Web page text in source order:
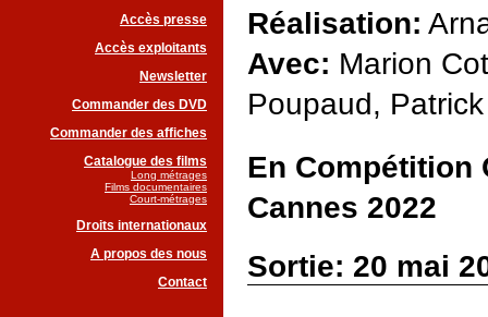
Accès presse
Accès exploitants
Newsletter
Commander des DVD
Commander des affiches
Catalogue des films
Long métrages
Films documentaires
Court-métrages
Droits internationaux
A propos des nous
Contact
Réalisation:
Avec: Marion
Poupaud,
En Compétition
Cannes 2022
Sortie: 20 mai